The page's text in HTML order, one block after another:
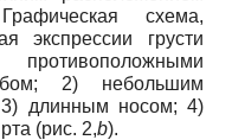
схема,
экспрессии грусти
2) небольшим
3) длинным носом; 4)
(рис. 2,b).